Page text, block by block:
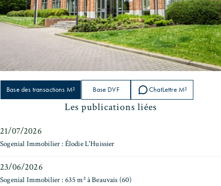
Base des transactions M² Base DVF ChatLettre M²
Les publications liées
21/07/2026
Sogenial Immobilier : Élodie L'Huissier
23/06/2026
Sogenial Immobilier : 635 m² à Beauvais (60)